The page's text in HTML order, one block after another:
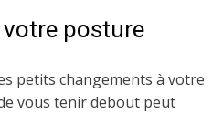
posture
petits changements à votre
vous tenir debout peut